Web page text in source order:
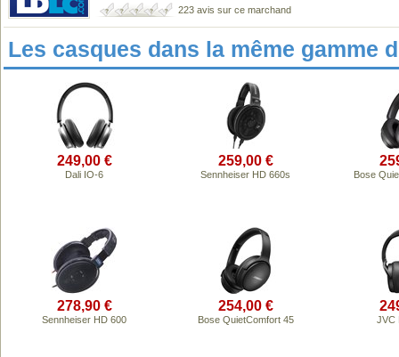
223 avis sur ce marchand
Les casques dans la même gamme
249,00 €
Dali IO-6
259,00 €
Sennheiser HD 660s Bose
278,90 €
Sennheiser HD 600
254,00 €
Bose QuietComfort 45 JVC